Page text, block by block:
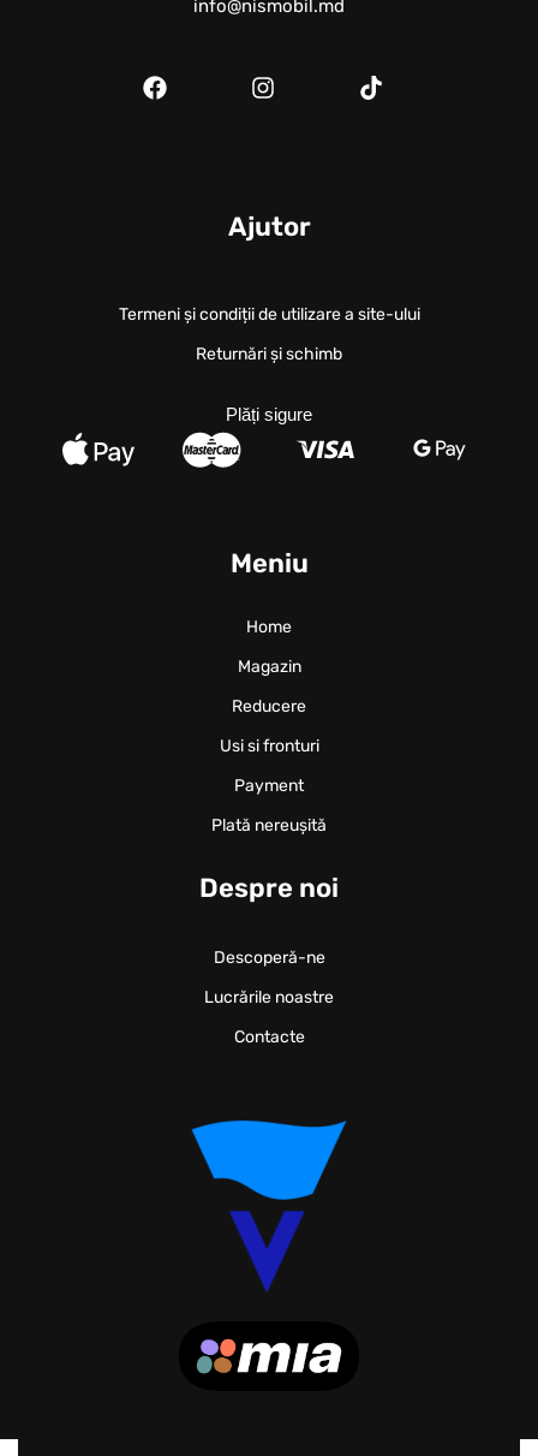
info@nismobil.md
Meniu
Home
Magazin
Reducere
Usi si fronturi
Payment
Plată nereușită
Despre noi
Descoperă-ne
Lucrările noastre
Contacte
Ajutor
Termeni și condiții de utilizare a site-ului
Returnări și schimb
Plăți sigure